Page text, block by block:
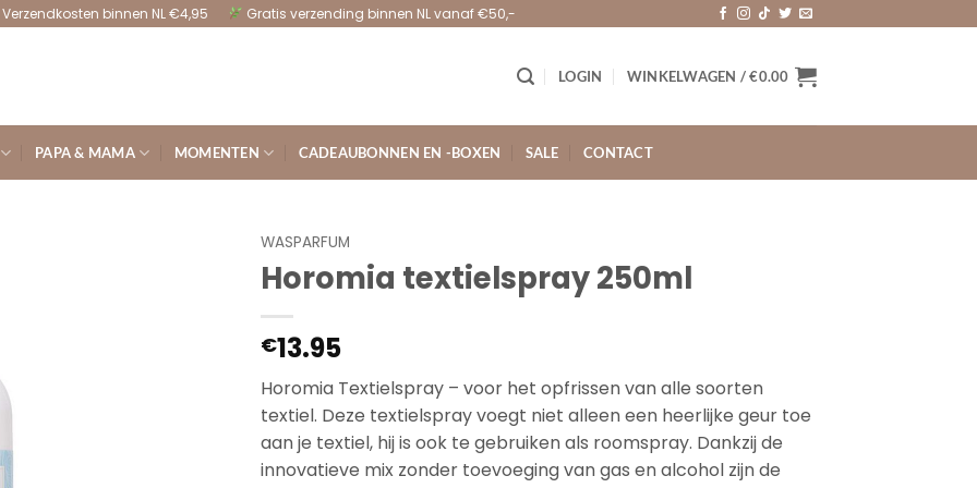
Verzendkosten binnen NL €4,95 Gratis verzending binnen NL vanaf €50,-
LOGIN WINKELWAGEN /€0.00
PAPA & MAMA MOMENTEN CADEAUBONNEN EN -BOXEN SALE CONTACT
WASPARFUM
Horomia textielspray 250ml
€13.95
Horomia Textielspray – voor het opfrissen van alle soorten
textiel. Deze textielspray voegt niet alleen een heerlijke geur toe
aan je textiel, hij is ook te gebruiken als roomspray. Dankzij de
innovatieve mix zonder toevoeging van gas en alcohol zijn de